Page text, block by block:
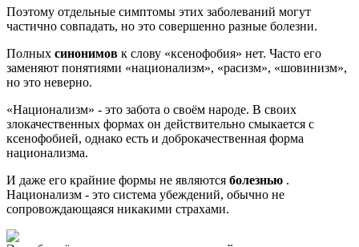
Поэтому отдельные симптомы этих заболеваний могут
частично совпадать, но это совершенно разные болезни.
Полных синонимов к слову «ксенофобия» нет. Часто его
заменяют понятиями «национализм», «расизм», «шовинизм»,
но это неверно.
«Национализм» - это забота о своём народе. В своих
злокачественных формах он действительно смыкается с
ксенофобией, однако есть и доброкачественная форма
национализма.
И даже его крайние формы не являются болезнью .
Национализм - это система убеждений, обычно не
сопровождающаяся никакими страхами.